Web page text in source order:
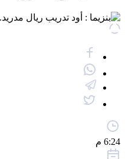
6:24 م